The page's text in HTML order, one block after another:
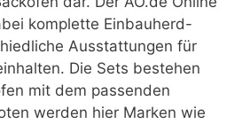
komplette Einbauherd-
Ausstattungen für
Die Sets bestehen
mit dem passenden
werden hier Marken wie